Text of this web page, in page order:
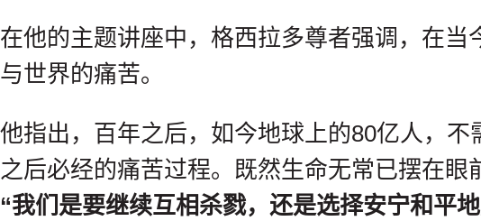
在他的主题讲座中，格西拉多尊者强调，在
与世界的痛苦。
他指出，百年之后，如今地球上的80亿人，
之后必经的痛苦过程。既然生命无常已摆在眼
“我们是要继续互相杀戮，还是选择安宁和平